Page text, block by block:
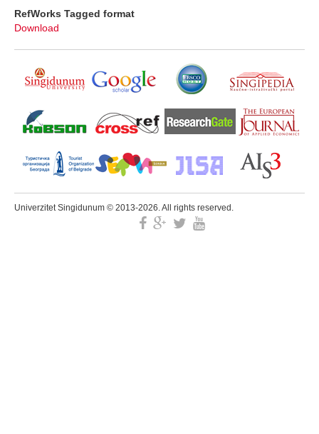
RefWorks Tagged format
Download
Univerzitet Singidunum © 2013-2026. All rights reserved.